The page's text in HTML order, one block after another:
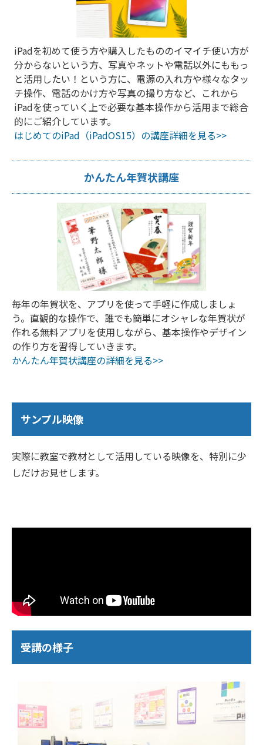
iPadを初めて使う方や購入したもののイマイチ使い方が
分からないという方、写真やネットや電話以外にももっ
と活用したい！という方に、電源の入れ方や様々なタッ
チ操作、電話のかけ方や写真の撮り方など、これから
iPadを使っていく上で必要な基本操作から活用まで総合
的にご紹介しています。
はじめてのiPad（iPadOS15）の講座詳細を見る>>
かんたん年賀状講座
毎年の年賀状を、アプリを使って手軽に作成しましょ
う。直観的な操作で、誰でも簡単にオシャレな年賀状が
作れる無料アプリを使用しながら、基本操作やデザイン
の作り方を習得していきます。
かんたん年賀状講座の詳細を見る>>
サンプル映像
実際に教室で教材として活用している映像を、特別に少
しだけお見せします。
受講の様子